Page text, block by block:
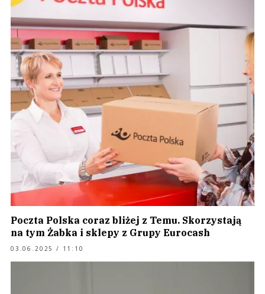
Poczta Polska coraz bliżej z Temu. Skorzystają
na tym Żabka i sklepy z Grupy Eurocash
03.06.2025 / 11:10